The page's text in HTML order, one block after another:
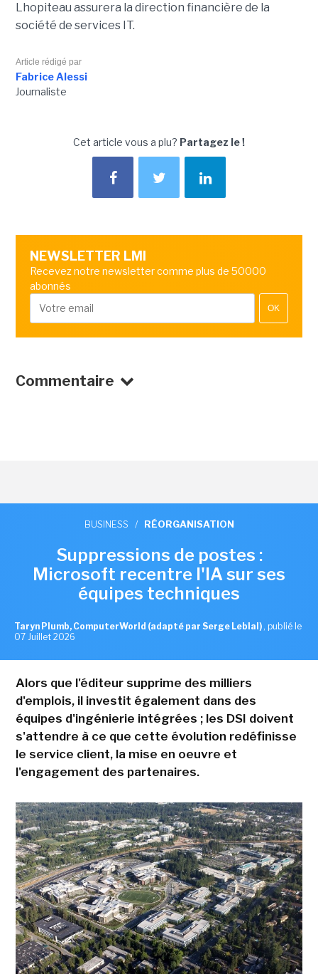
Lhopiteau assurera la direction financière de la
société de services IT.
Article rédigé par
Fabrice Alessi
Journaliste
Cet article vous a plu? Partagez le !
NEWSLETTER LMI
Recevez notre newsletter comme plus de 50000
abonnés
OK
Commentaire
BUSINESS / RÉORGANISATION
Suppressions de postes :
Microsoft recentre l'IA sur ses
équipes techniques
Taryn Plumb, ComputerWorld (adapté par Serge Leblal) , publié le
07 Juillet 2026
Alors que l'éditeur supprime des milliers
d'emplois, il investit également dans des
équipes d'ingénierie intégrées ; les DSI doivent
s'attendre à ce que cette évolution redéfinisse
le service client, la mise en oeuvre et
l'engagement des partenaires.